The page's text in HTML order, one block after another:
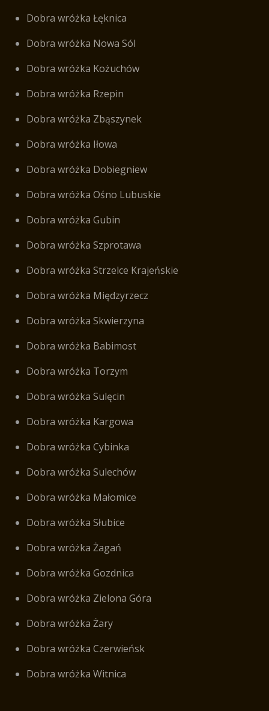
Dobra wróżka Łęknica
Dobra wróżka Nowa Sól
Dobra wróżka Kożuchów
Dobra wróżka Rzepin
Dobra wróżka Zbąszynek
Dobra wróżka Iłowa
Dobra wróżka Dobiegniew
Dobra wróżka Ośno Lubuskie
Dobra wróżka Gubin
Dobra wróżka Szprotawa
Dobra wróżka Strzelce Krajeńskie
Dobra wróżka Międzyrzecz
Dobra wróżka Skwierzyna
Dobra wróżka Babimost
Dobra wróżka Torzym
Dobra wróżka Sulęcin
Dobra wróżka Kargowa
Dobra wróżka Cybinka
Dobra wróżka Sulechów
Dobra wróżka Małomice
Dobra wróżka Słubice
Dobra wróżka Żagań
Dobra wróżka Gozdnica
Dobra wróżka Zielona Góra
Dobra wróżka Żary
Dobra wróżka Czerwieńsk
Dobra wróżka Witnica